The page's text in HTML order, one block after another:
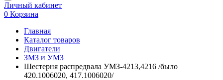
Личный кабинет
0 Корзина
Главная
Каталог товаров
Двигатели
ЗМЗ и УМЗ
Шестерня распредвала УМЗ-4213,4216 /было
420.1006020, 417.1006020/